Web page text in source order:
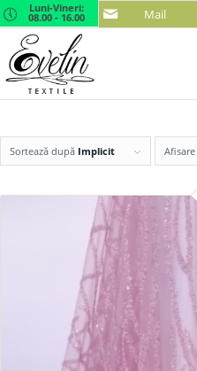
Mail
Luni-Vineri:
08.00 - 16.00
Sortează după Implicit Afisare